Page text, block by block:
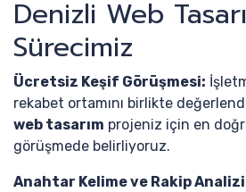
Denizli Web
Sürecimiz
Ücretsiz Keşif Görüşmesi:
rekabet ortamını birlikte
web tasarım projeniz için en
görüşmede belirliyoruz.
Anahtar Kelime ve Rakip